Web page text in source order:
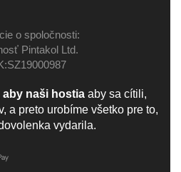
o spoločnosti:
Pintakol Ltd.
aby naši hostiaaby sa cítili,
a preto urobíme všetko pre to,
vydarila.